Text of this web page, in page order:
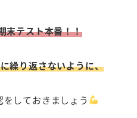
末テスト本番！！
繰り返さないように、
しておきましょう